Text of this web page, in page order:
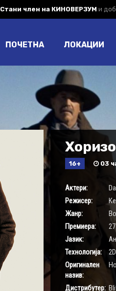
Стани член на КИНОВЕРЗУМ и
ПОЧЕТНА ЛОКАЦИИ
16+ 03
Актери:
Режисер:
Жанр:
Премиера:
Јазик:
Технологија:
2D
Оригинален
назив:
Дистрибутер: